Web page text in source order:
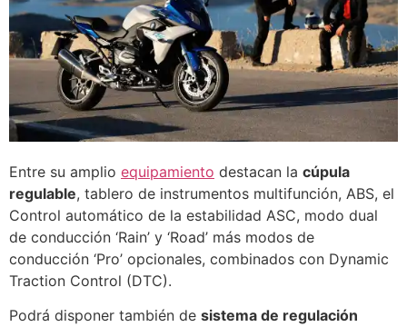
Entre su amplio equipamiento destacan la cúpula
regulable, tablero de instrumentos multifunción, ABS, el
Control automático de la estabilidad ASC, modo dual
de conducción ‘Rain’ y ‘Road’ más modos de
conducción ‘Pro’ opcionales, combinados con Dynamic
Traction Control (DTC).
Podrá disponer también de sistema de regulación